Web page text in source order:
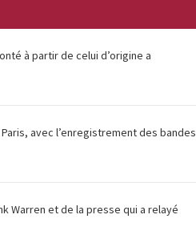
à partir de celui d’origine a
avec l’enregistrement des bandes
Warren et de la presse qui a relayé